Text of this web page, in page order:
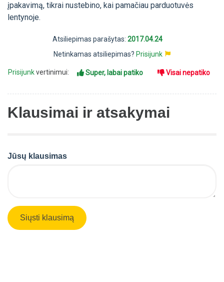
įpakavimą, tikrai nustebino, kai pamačiau parduotuvės
lentynoje.
Atsiliepimas parašytas: 2017.04.24
Netinkamas atsiliepimas? Prisijunk
Prisijunkvertinimui: Super, labai patiko Visai nepatiko
Klausimai ir atsakymai
Jūsų klausimas